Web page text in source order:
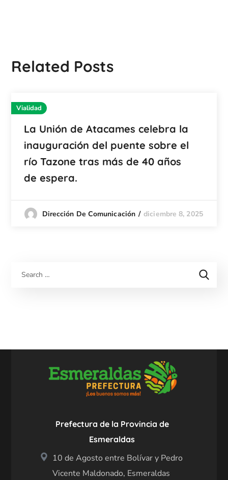
Related Posts
Vialidad
La Unión de Atacames celebra la
inauguración del puente sobre el
río Tazone tras más de 40 años
de espera.
Dirección De Comunicación diciembre 8, 2025
Prefectura de la Provincia de
Esmeraldas
10 de Agosto entre Bolívar y Pedro
Vicente Maldonado, Esmeraldas